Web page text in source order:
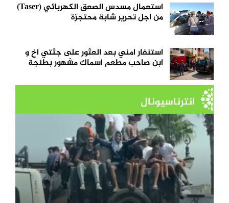
استعمال مسدس الصعق الكهربائي (Taser)
من اجل تحرير شابة محتجزة
استنفار امني بعد العثور على جثتي اخ و
ابن صاحب مطعم اسماك مشهور بطنجة
انترناسيونال